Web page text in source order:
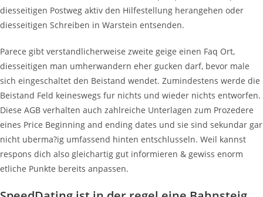
diesseitigen Postweg aktiv den Hilfestellung herangehen oder
diesseitigen Schreiben in Warstein entsenden.
Parece gibt verstandlicherweise zweite geige einen Faq Ort,
diesseitigen man umherwandern eher gucken darf, bevor male
sich eingeschaltet den Beistand wendet. Zumindestens werde die
Beistand Feld keineswegs fur nichts und wieder nichts entworfen.
Diese AGB verhalten auch zahlreiche Unterlagen zum Prozedere
eines Price Beginning and ending dates und sie sind sekundar gar
nicht uberma?ig umfassend hinten entschlusseln. Weil kannst
respons dich also gleichartig gut informieren & gewiss enorm
etliche Punkte bereits anpassen.